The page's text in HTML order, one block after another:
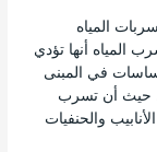
المياه
المياه أنها تؤدي
في المبنى
، حيث أن تسرب
والحنفيات